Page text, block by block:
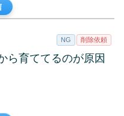
NG 削除依頼
ら育ててるのが原因